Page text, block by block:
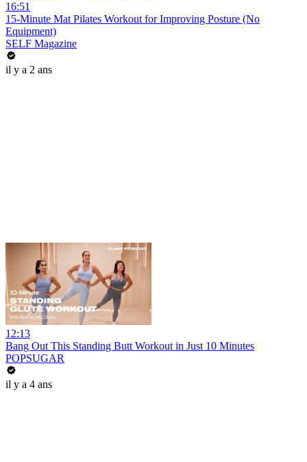
16:51
15-Minute Mat Pilates Workout for Improving Posture (No
Equipment)
SELF Magazine
il y a 2 ans
12:13
Bang Out This Standing Butt Workout in Just 10 Minutes
POPSUGAR
il y a 4 ans